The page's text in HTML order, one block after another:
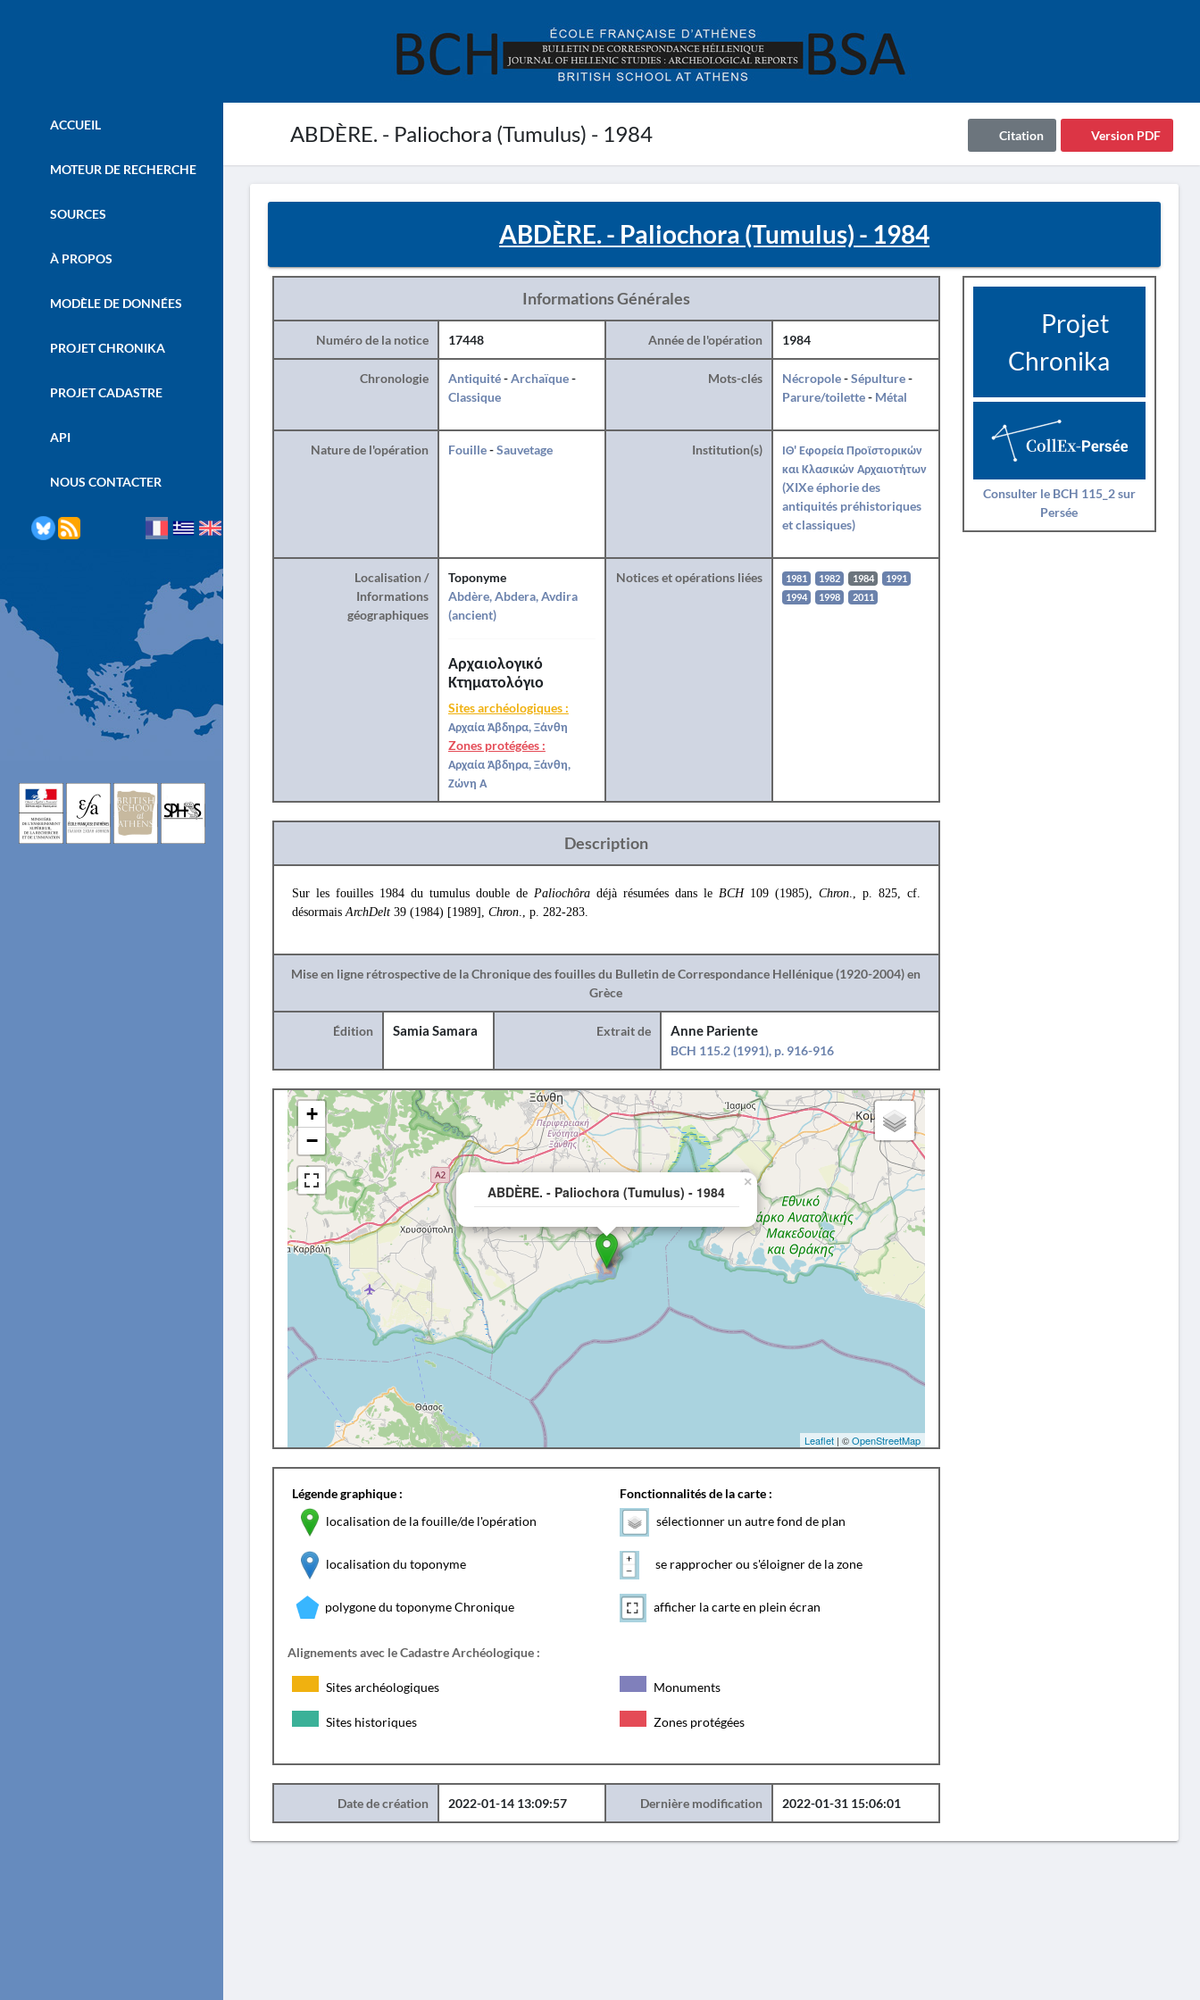
ABDÈRE. - Paliochora (Tumulus) - 1984 Version PDF
Citation
ACCUEIL
MOTEUR DE RECHERCHE
SOURCES
À PROPOS
MODÈLE DE DONNÉES
PROJET CHRONIKA
PROJET CADASTRE
API
NOUS CONTACTER
ABDÈRE. - Paliochora (Tumulus) - 1984
Informations Générales
Numéro de la notice 17448 Année de l'opération 1984
Chronologie Antiquité-Archaïque-
Classique
Mots-clés Nécropole-Sépulture-
Parure/toilette- Métal
Nature de l'opération Fouille-Sauvetage Institution(s)
ΙΘ' Εφορεία Προϊστορικών
και Κλασικών Αρχαιοτήτων
(XIXe éphorie des
antiquités préhistoriques
et classiques)
Localisation /
Informations
géographiques
Toponyme
Abdère, Abdera, Avdira
(ancient)
Αρχαιολογικό
Κτηματολόγιο
Sites archéologiques :
Αρχαία Άβδηρα, Ξάνθη
Zones protégées :
Αρχαία Άβδηρα, Ξάνθη,
Ζώνη Α
Notices et opérations liées 1981 1982 1984
1991
1994
1998 2011
Description
Sur les fouilles 1984 du tumulus double de Paliochôradéjà résumées dans le BCH 109 (1985), Chron., p. 825, cf.
désormaisArchDelt 39 (1984) [1989], Chron., p. 282-283.
Mise en ligne rétrospective de la Chronique des fouilles du Bulletin de Correspondance Hellénique (1920-2004) en
Grèce
Édition Samia Samara Extrait de
Anne Pariente
BCH 115.2 (1991), p. 916-916
ABDÈRE. - Paliochora (Tumulus) - 1984
×
+
−
Leaflet| ©OpenStreetMap
Légende graphique :
localisation de la fouille/de l'opération
localisation du toponyme
polygone du toponyme Chronique
Fonctionnalités de la carte :
sélectionner un autre fond de plan
se rapprocher ou s'éloigner de la zone
afficher la carte en plein écran
Alignements avec le Cadastre Archéologique :
Sites archéologiques Monuments
Sites historiques Zones protégées
Date de création 2022-01-14 13:09:57 Dernière modification 2022-01-31 15:06:01
Projet
Chronika
Consulter le BCH 115_2 sur
Persée